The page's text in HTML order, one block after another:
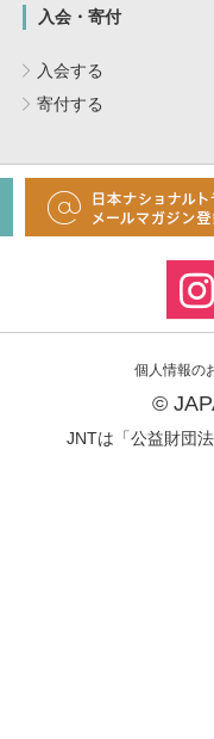
入会・寄付
入会する
寄付する
個人情報の
©
JNTは「公益財団